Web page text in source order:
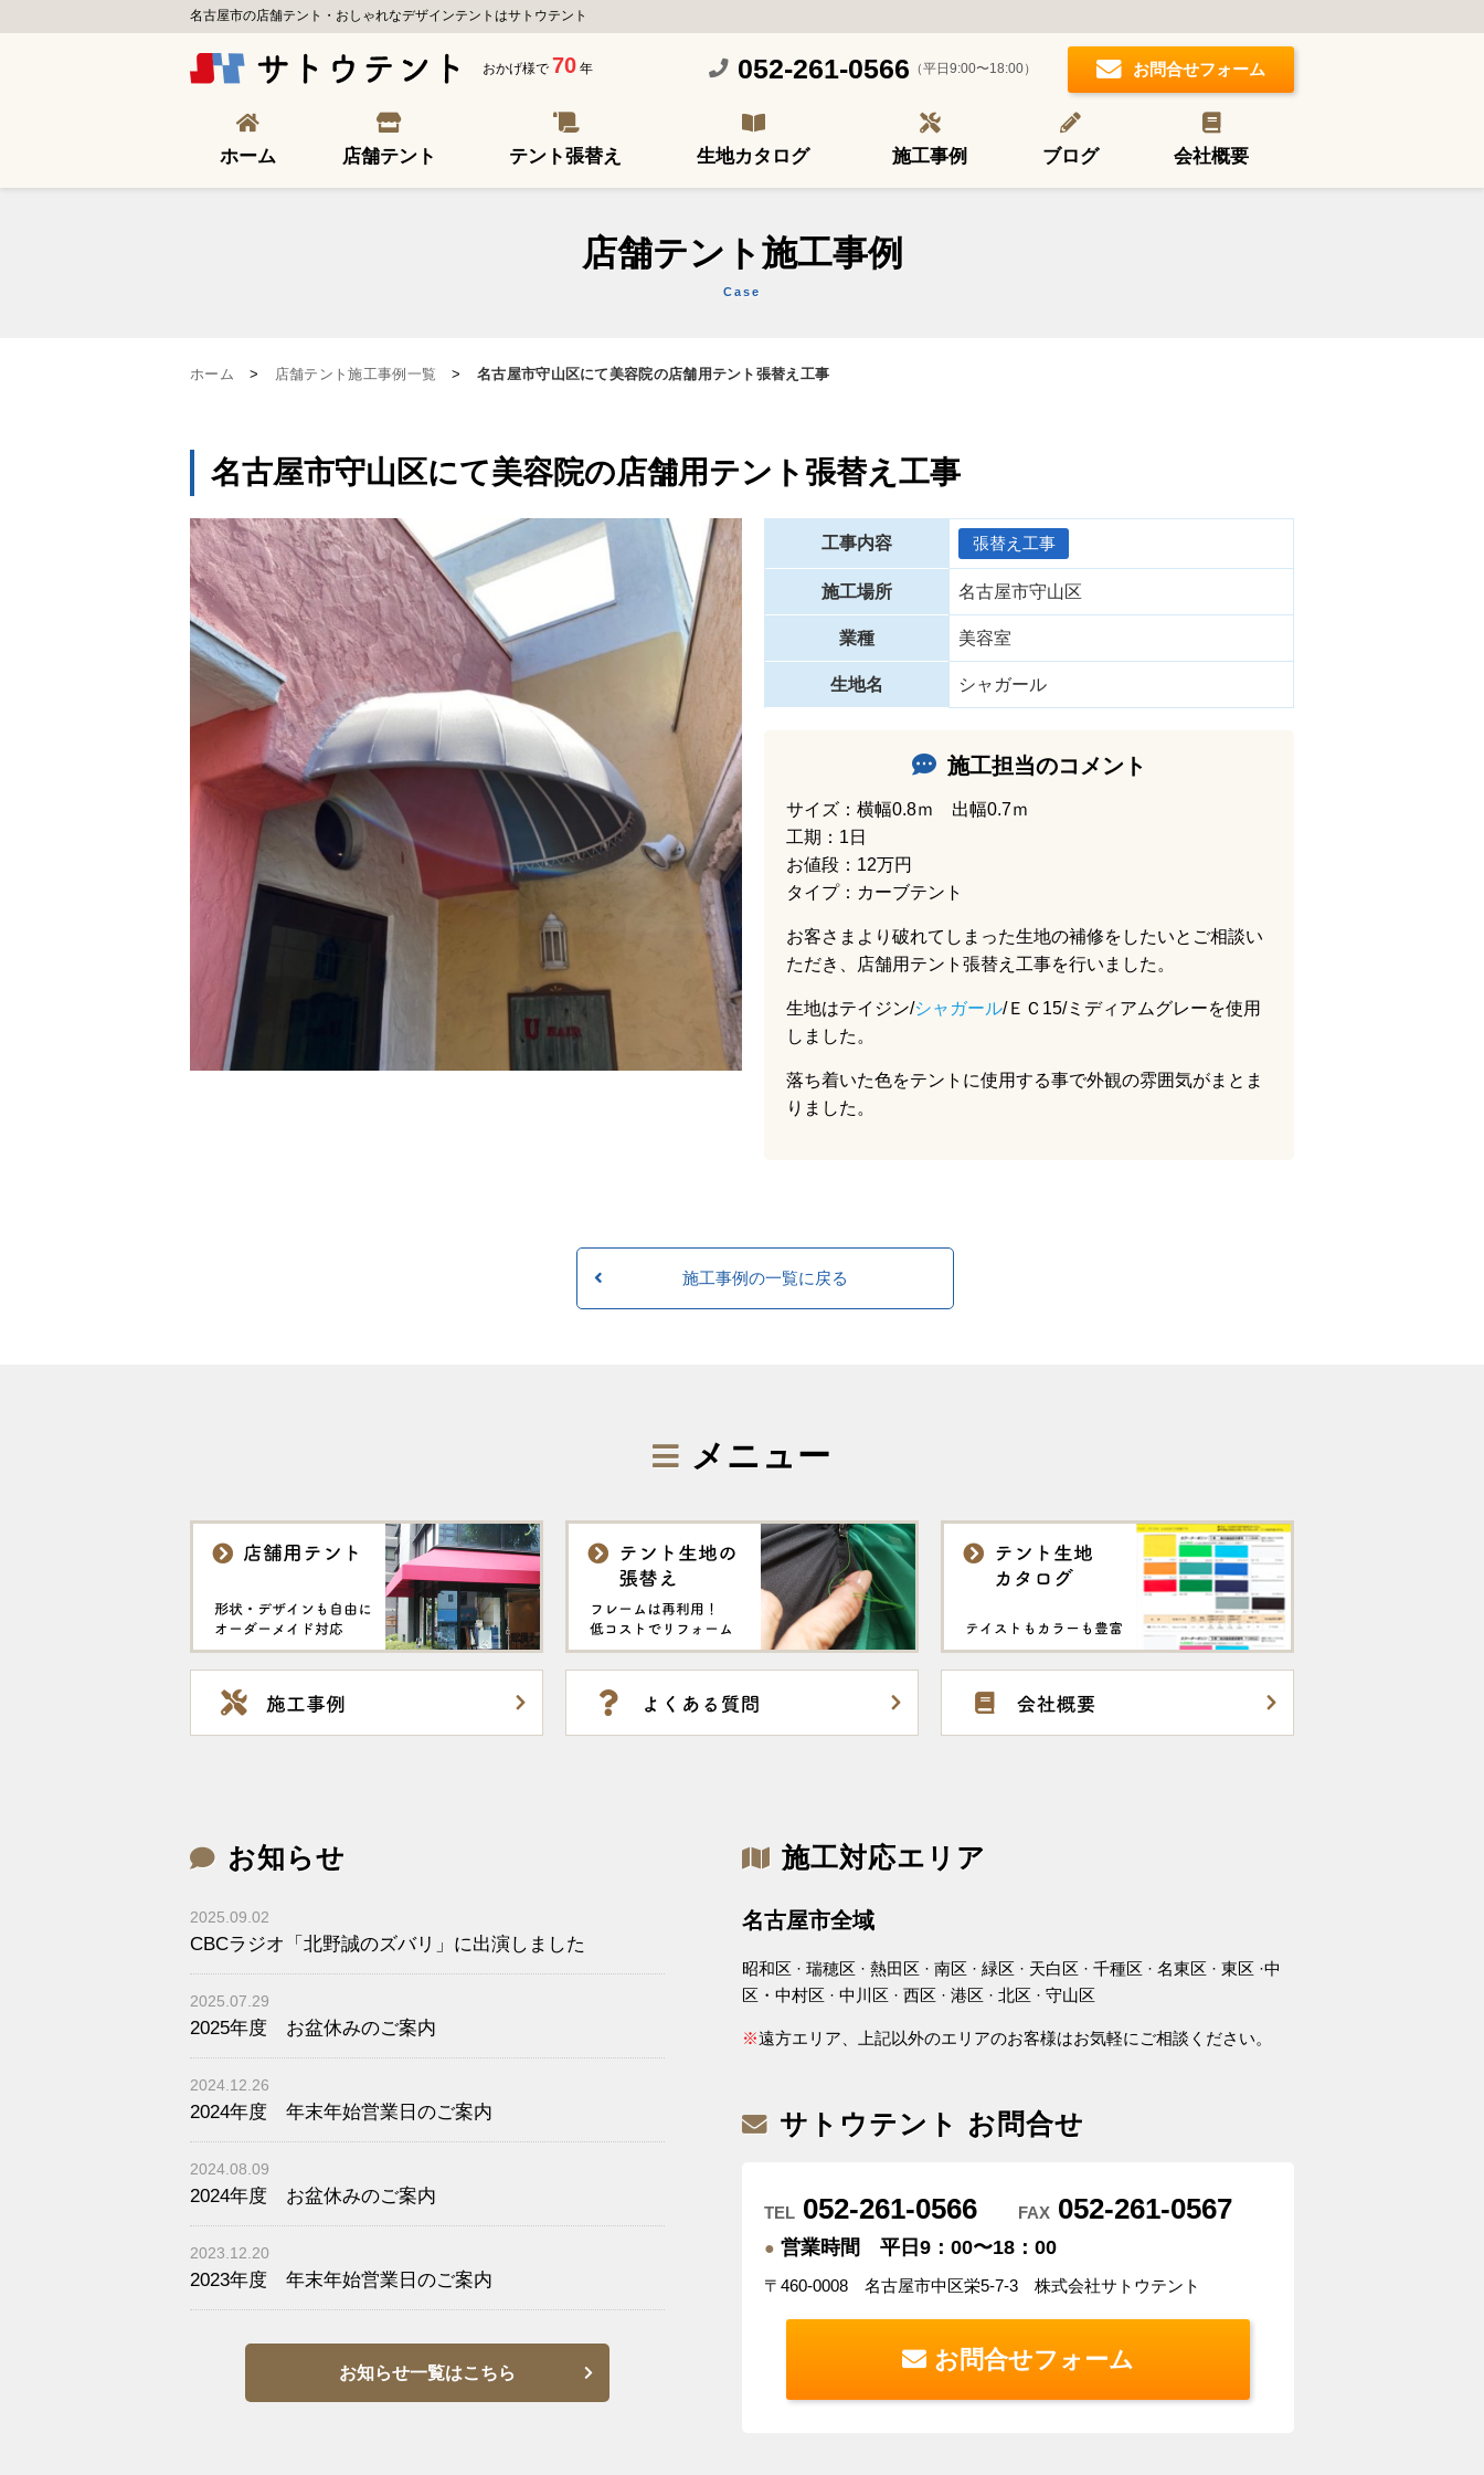
名古屋市の店舗テント・おしゃれなデザインテントはサトウテント
おかげ様で 70 年 052-261-0566 （平日9:00〜18:00） お問合せフォーム
ホーム 店舗テント テント張替え 生地カタログ 施工事例 ブログ 会社概要
店舗テント施工事例
Case
ホーム > 店舗テント施工事例一覧 > 名古屋市守山区にて美容院の店舗用テント張替え工事
名古屋市守山区にて美容院の店舗用テント張替え工事
工事内容 張替え工事
施工場所 名古屋市守山区
業種 美容室
生地名 シャガール
施工担当のコメント
サイズ：横幅0.8ｍ 出幅0.7ｍ
工期：1日
お値段：12万円
タイプ：カーブテント
お客さまより破れてしまった生地の補修をしたいとご相談い
ただき、店舗用テント張替え工事を行いました。
生地はテイジン/シャガール/ＥＣ15/ミディアムグレーを使用
しました。
落ち着いた色をテントに使用する事で外観の雰囲気がまとま
りました。
施工事例の一覧に戻る
メニュー
お知らせ
2025.09.02
CBCラジオ「北野誠のズバリ」に出演しました
2025.07.29
2025年度 お盆休みのご案内
2024.12.26
2024年度 年末年始営業日のご案内
2024.08.09
2024年度 お盆休みのご案内
2023.12.20
2023年度 年末年始営業日のご案内
お知らせ一覧はこちら
施工対応エリア
名古屋市全域
昭和区 · 瑞穂区 · 熱田区 · 南区 · 緑区 · 天白区 · 千種区 · 名東区 · 東区 ·中
区・中村区 · 中川区 · 西区 · 港区 · 北区 · 守山区
※遠方エリア、上記以外のエリアのお客様はお気軽にご相談ください。
サトウテント お問合せ
TEL 052-261-0566 FAX 052-261-0567
● 営業時間 平日9：00〜18：00
〒460-0008 名古屋市中区栄5-7-3 株式会社サトウテント
お問合せフォーム